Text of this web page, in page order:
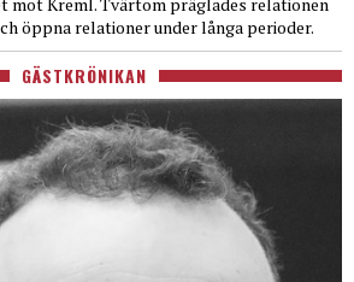
öppna relationer under långa perioder.
GÄSTKRÖNIKAN